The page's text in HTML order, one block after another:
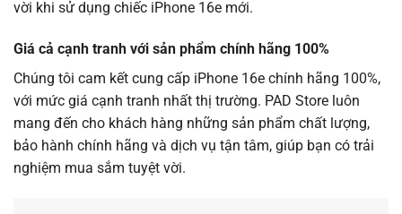
vời khi sử dụng chiếc iPhone 16e mới.
Giá cả cạnh tranh với sản phẩm chính hãng 100%
Chúng tôi cam kết cung cấp iPhone 16e chính hãng 100%,
với mức giá cạnh tranh nhất thị trường. PAD Store luôn
mang đến cho khách hàng những sản phẩm chất lượng,
bảo hành chính hãng và dịch vụ tận tâm, giúp bạn có trải
nghiệm mua sắm tuyệt vời.